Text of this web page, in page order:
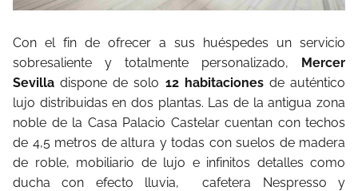
Con el fin de ofrecer a sus huéspedes un servicio
sobresaliente y totalmente personalizado, Mercer
Sevilla dispone de solo 12 habitacionesde auténtico
lujo distribuidas en dos plantas. Las de la antigua zona
noble de la Casa Palacio Castelar cuentan con techos
de 4,5 metros de altura y todas con suelos de madera
de roble, mobiliario de lujo e infinitos detalles como
ducha con efecto lluvia, cafetera Nespresso y